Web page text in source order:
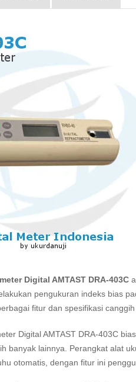
Digital AMTAST DRA-403C
pengukuran indeks bias
fitur dan spesifikasi
Digital AMTAST DRA-403C
banyak lainnya. Perangkat alat
otomatis, dengan fitur ini